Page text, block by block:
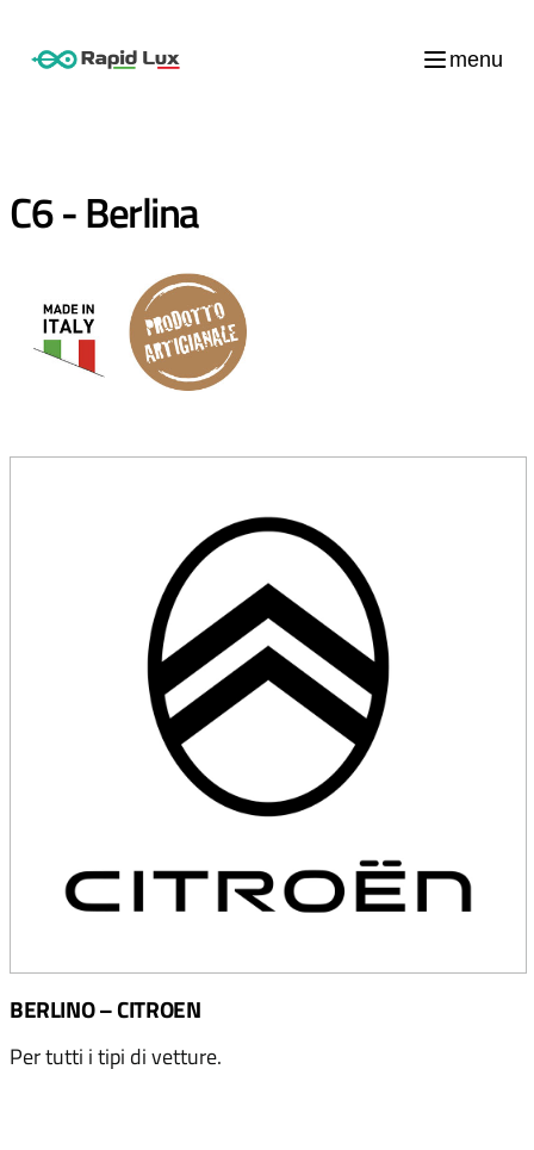
menu
C6 - Berlina
BERLINO – CITROEN
Per tutti i tipi di vetture.